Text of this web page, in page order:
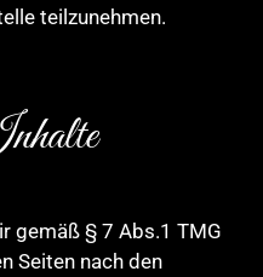
teilzunehmen.
gemäß § 7 Abs.1 TMG
Seiten nach den